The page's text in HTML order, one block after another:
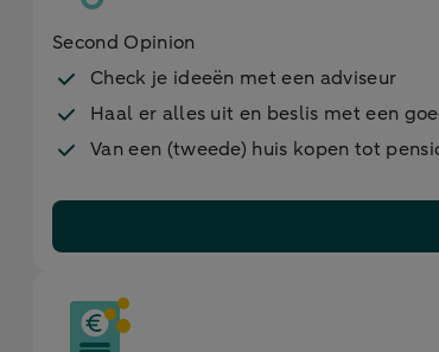
Second Opinion
Check je ideeën met een adviseur
Haal er alles uit en beslis met een
Van een (tweede) huis kopen tot